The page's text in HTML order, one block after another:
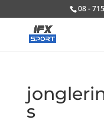
08 -
s